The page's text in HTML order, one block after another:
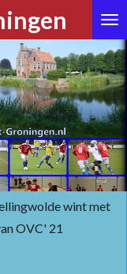
wint met
OVC' 21